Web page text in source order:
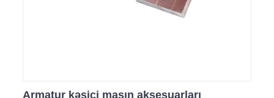
Armatur kəsici maşın aksesuarları